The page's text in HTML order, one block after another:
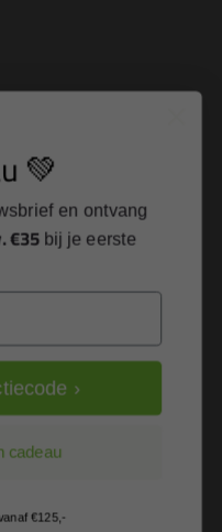
rechtstreeks in je
💚
en ontvang
€35 bij je eerste
›
cadeau
€125,-